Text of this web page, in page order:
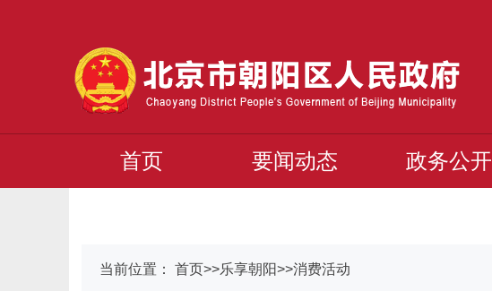
首页 要闻动态 政务公开
当前位置： 首页>>乐享朝阳>>消费活动